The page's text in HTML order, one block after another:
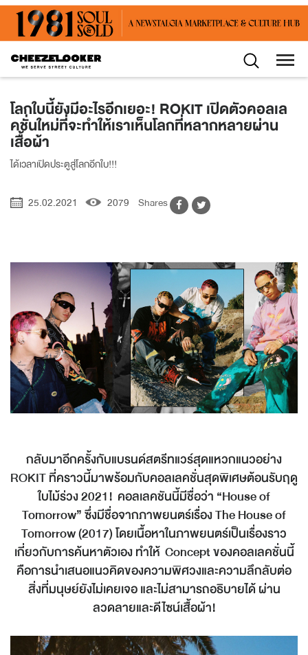
โลกใบนี้ยังมีอะไรอีกเยอะ! ROKIT เปิดตัวคอลเล
คชั่นใหม่ที่จะทำให้เราเห็นโลกที่หลากหลายผ่าน
เสื้อผ้า
ได้เวลาเปิดประตูสู่โลกอีกใบ!!!
25.02.2021 2079 Shares
กลับมาอีกครั้งกับแบรนด์สตรีทแวร์สุดแหวกแนวอย่าง
ROKIT ที่คราวนี้มาพร้อมกับคอลเลคชั่นสุดพิเศษต้อนรับฤดู
ใบไม้ร่วง 2021! คอลเลคชันนี้มีชื่อว่า “House of
Tomorrow” ซึ่งมีชื่อจากภาพยนตร์เรื่อง The House of
Tomorrow (2017) โดยเนื้อหาในภาพยนตร์เป็นเรื่องราว
เกี่ยวกับการค้นหาตัวเอง ทำให้ Concept ของคอลเลคชั่นนี้
คือการนำเสนอแนวคิดของความพิศวงและความลึกลับต่อ
สิ่งที่มนุษย์ยังไม่เคยเจอ และไม่สามารถอธิบายได้ ผ่าน
ลวดลายและดีไซน์เสื้อผ้า!